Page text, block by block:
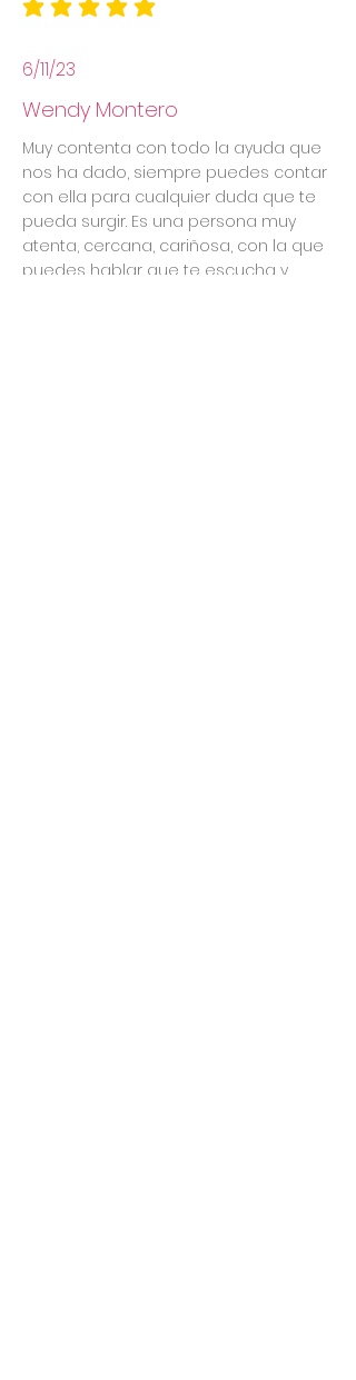
la calificación promedio es 5 de 5
6/11/23
Wendy Montero
Muy contenta con todo la ayuda que
nos ha dado, siempre puedes contar
con ella para cualquier duda que te
pueda surgir. Es una persona muy
atenta, cercana, cariñosa, con la que
puedes hablar que te escucha y